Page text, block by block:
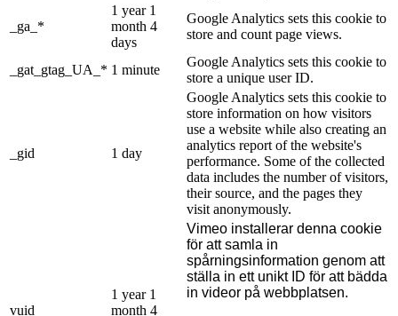
_ga_*
1 year 1
month 4
days
Google Analytics sets this cookie to
store and count page views.
_gat_gtag_UA_* 1 minute
Google Analytics sets this cookie to
store a unique user ID.
_gid 1 day
Google Analytics sets this cookie to
store information on how visitors
use a website while also creating an
analytics report of the website's
performance. Some of the collected
data includes the number of visitors,
their source, and the pages they
visit anonymously.
vuid
1 year 1
month 4
Vimeo installerar denna cookie
för att samla in
spårningsinformation genom att
ställa in ett unikt ID för att bädda
in videor på webbplatsen.